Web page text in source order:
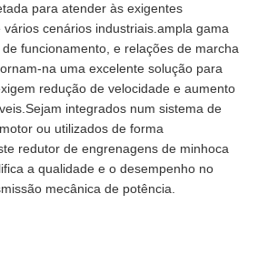
para atender às exigentes
vários cenários industriais.ampla gama
funcionamento, e relações de marcha
na uma excelente solução para
redução de velocidade e aumento
integrados num sistema de
ou utilizados de forma
redutor de engrenagens de minhoca
a qualidade e o desempenho no
mecânica de potência.